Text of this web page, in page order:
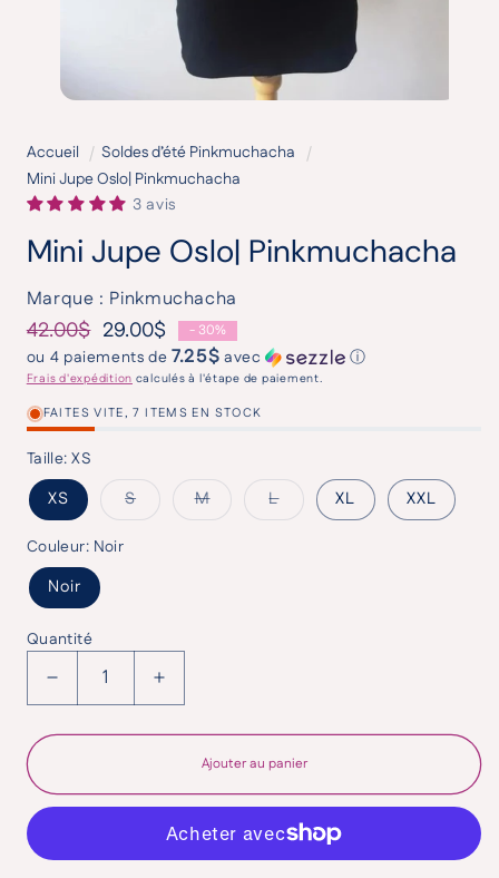
Accueil
Soldes d’été Pinkmuchacha
Mini Jupe Oslo| Pinkmuchacha
3 avis
Mini Jupe Oslo| Pinkmuchacha
Marque : Pinkmuchacha
Prix habituel
42.00$
Prix promotionnel
29.00$ - 30%
ou 4 paiements de7.25$ avec ⓘ
Frais d'expédition calculés à l'étape de paiement.
FAITES VITE, 7 ITEMS EN STOCK
Taille:XS
XS S
Variante épuisée ou indisponible
M
Variante épuisée ou indisponible
L
Variante épuisée ou
XL XXL
Couleur: Noir
Noir
Quantité
Réduire la quantité de Mini Jupe Oslo|
Augmenter la quantité de Mini
Ajouter au panier